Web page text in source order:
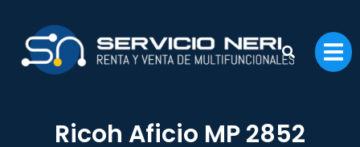
Ricoh Aficio MP 2852